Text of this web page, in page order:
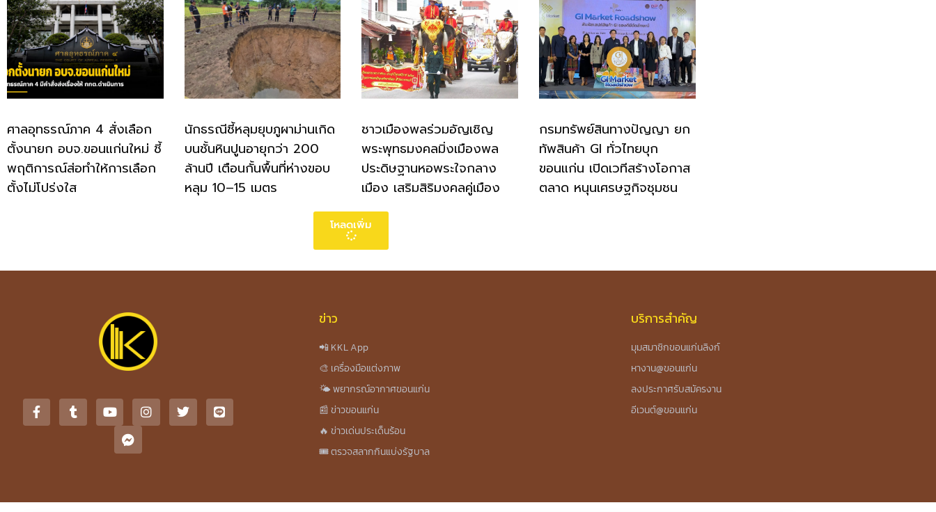
ศาลอุทธรณ์ภาค 4 สั่งเลือก
ตั้งนายก อบจ.ขอนแก่นใหม่ ชี้
พฤติการณ์ส่อทำให้การเลือก
ตั้งไม่โปร่งใส
นักธรณีชี้หลุมยุบภูผาม่านเกิด
บนชั้นหินปูนอายุกว่า 200
ล้านปี เตือนกั้นพื้นที่ห่างขอบ
หลุม 10–15 เมตร
ชาวเมืองพลร่วมอัญเชิญ
พระพุทธมงคลมิ่งเมืองพล
ประดิษฐานหอพระใจกลาง
เมือง เสริมสิริมงคลคู่เมือง
กรมทรัพย์สินทางปัญญา ยก
ทัพสินค้า GI ทั่วไทยบุก
ขอนแก่น เปิดเวทีสร้างโอกาส
ตลาด หนุนเศรษฐกิจชุมชน
โหลดเพิ่ม
ข่าว
📲 KKL App
🎨 เครื่องมือแต่งภาพ
🌤️ พยากรณ์อากาศขอนแก่น
📰 ข่าวขอนแก่น
🔥 ข่าวเด่นประเด็นร้อน
🎟️ ตรวจสลากกินแบ่งรัฐบาล
บริการสำคัญ
มุมสมาชิกขอนแก่นลิงก์
หางาน@ขอนแก่น
ลงประกาศรับสมัครงาน
อีเวนต์@ขอนแก่น